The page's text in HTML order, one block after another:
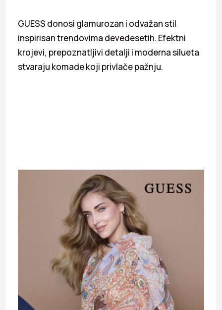
GUESS donosi glamurozan i odvažan stil
inspirisan trendovima devedesetih. Efektni
krojevi, prepoznatljivi detalji i moderna silueta
stvaraju komade koji privlače pažnju.